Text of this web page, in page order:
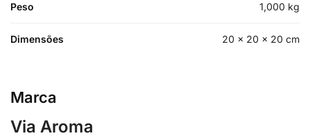
Peso 1,000 kg
Dimensões 20 × 20 × 20 cm
Marca
Via Aroma